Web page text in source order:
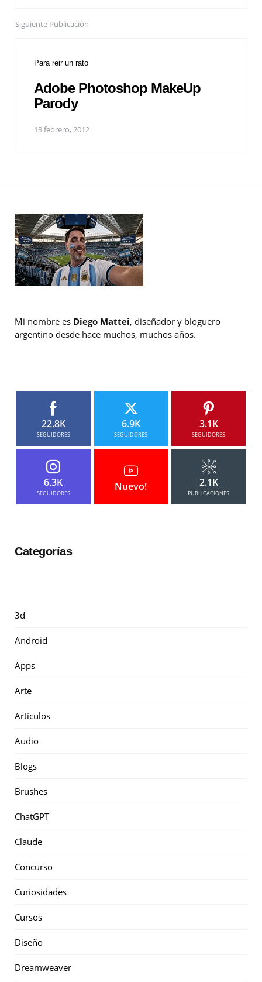
Siguiente Publicación
Para reir un rato
Adobe Photoshop MakeUp
Parody
13 febrero, 2012
Mi nombre es Diego Mattei, diseñador y bloguero
argentino desde hace muchos, muchos años.
22.8K
SEGUIDORES
6.9K
SEGUIDORES
3.1K
SEGUIDORES
6.3K
SEGUIDORES
Nuevo! 2.1K
PUBLICACIONES
Categorías
3d
Android
Apps
Arte
Artículos
Audio
Blogs
Brushes
ChatGPT
Claude
Concurso
Curiosidades
Cursos
Diseño
Dreamweaver